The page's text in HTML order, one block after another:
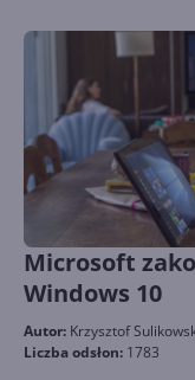
Microsoft
Windows 10
Autor: Krzysztof
Liczba odsłon: 1783